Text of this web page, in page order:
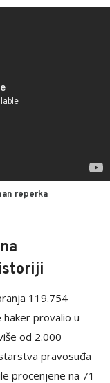
reperka
119.754
haker provalio u
od 2.000
pravosuđa
procenjene na 71